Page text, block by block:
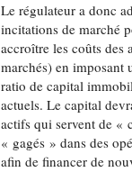
Le régulateur a donc
incitations de marché
accroître les coûts des
marchés) en imposant
ratio de capital
actuels. Le capital
actifs qui servent de «
« gagés » dans des
afin de financer de